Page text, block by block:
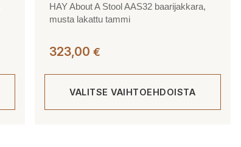
HAY About A Stool AAS32 baarijakkara,
musta lakattu tammi
323,00 €
VALITSE VAIHTOEHDOISTA